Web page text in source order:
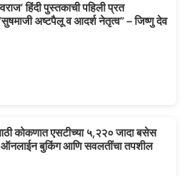
हिंदी पुस्तकाची पहिली प्रत
“सुषमाजी अष्टपैलू व आदर्श नेतृत्व” – जिष्णु देव
कोकणात एसटीच्या ५,२२० जादा बसेस
ऑनलाईन बुकिंग आणि सवलतींचा तपशील